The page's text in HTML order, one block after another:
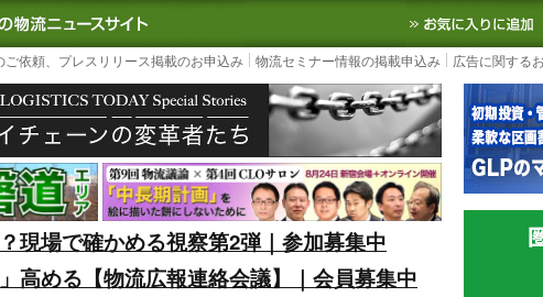
TODAY｜国内最大の物流ニュースサイト3PL, SCMなど国内外の最新の物流
ご依頼、プレスリリース掲載のお申込み 物流セミナー情報の掲載申込み 広告に関する
現場で確かめる視察第2弾｜参加募集中
高める【物流広報連絡会議】｜会員募集中